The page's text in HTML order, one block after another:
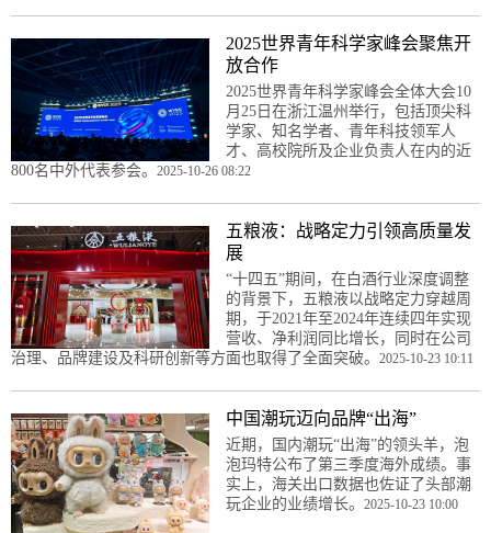
2025世界青年科学家峰会聚焦开
放合作
2025世界青年科学家峰会全体大会10
月25日在浙江温州举行，包括顶尖科
学家、知名学者、青年科技领军人
才、高校院所及企业负责人在内的近
800名中外代表参会。 2025-10-26 08:22
五粮液：战略定力引领高质量发
展
“十四五”期间，在白酒行业深度调整
的背景下，五粮液以战略定力穿越周
期，于2021年至2024年连续四年实现
营收、净利润同比增长，同时在公司
治理、品牌建设及科研创新等方面也取得了全面突破。 2025-10-23 10:11
中国潮玩迈向品牌“出海”
近期，国内潮玩“出海”的领头羊，泡
泡玛特公布了第三季度海外成绩。事
实上，海关出口数据也佐证了头部潮
玩企业的业绩增长。 2025-10-23 10:00